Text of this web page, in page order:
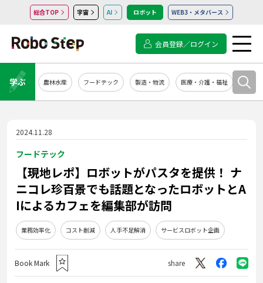
総合TOP 宇宙 AI ロボット WEB3・メタバース
会員登録／ログイン
学ぶ 農林水産 フードテック 製造・物流 医療・介護・福祉 シス
2024.11.28
フードテック
【現地レポ】ロボットがパスタを提供！ ナ
ニコレ珍百景でも話題となったロボットとA
Iによるカフェを編集部が訪問
業務効率化 コスト削減 人手不足解消 サービスロボット企画
Book Mark share